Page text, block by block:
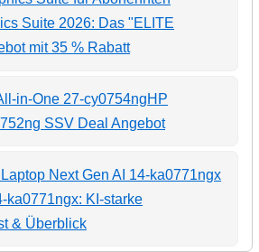
Suite 2026: Das "ELITE
mit 35 % Rabatt
HP
SSV Deal Angebot
ka0771ngx: KI-starke
& Überblick